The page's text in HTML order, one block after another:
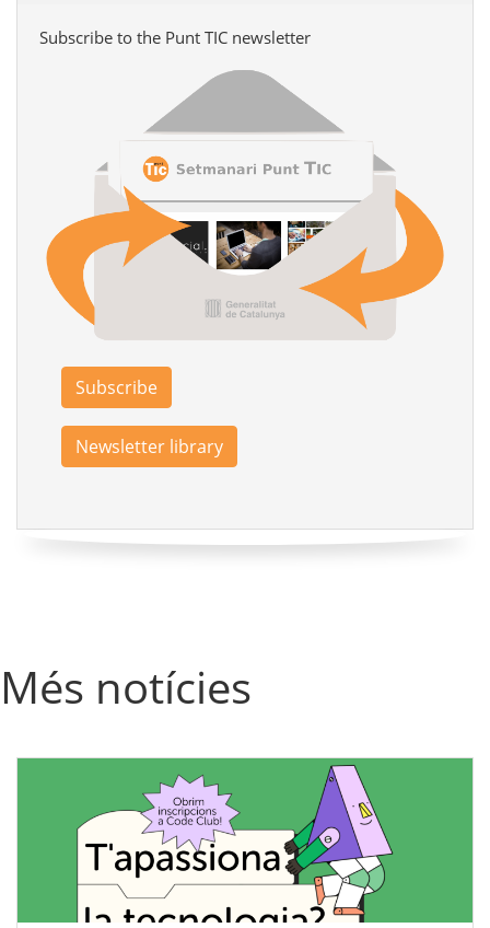
Subscribe to the Punt TIC newsletter
Subscribe
Newsletter library
Més notícies